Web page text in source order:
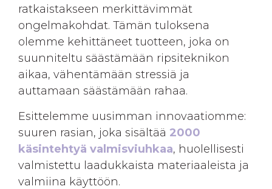
ratkaistakseen merkittävimmät
ongelmakohdat. Tämän tuloksena
olemme kehittäneet tuotteen, joka on
suunniteltu säästämään ripsiteknikon
aikaa, vähentämään stressiä ja
auttamaan säästämään rahaa.
Esittelemme uusimman innovaatiomme:
suuren rasian, joka sisältää 2000
käsintehtyä valmisviuhkaa, huolellisesti
valmistettu laadukkaista materiaaleista ja
valmiina käyttöön.